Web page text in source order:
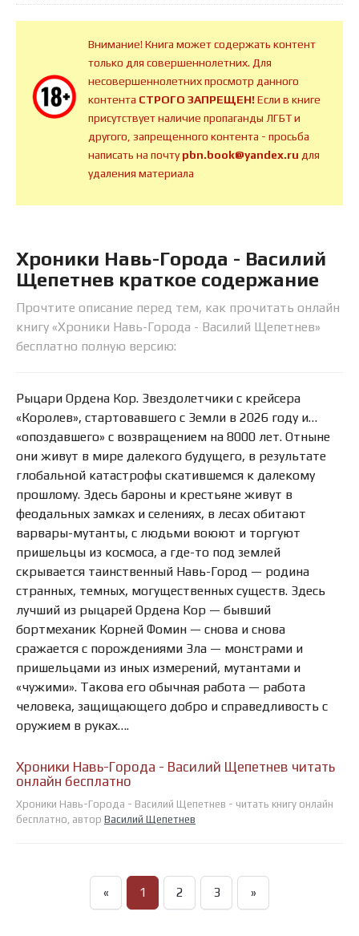
Внимание! Книга может содержать контент
только для совершеннолетних. Для
несовершеннолетних просмотр данного
контента СТРОГО ЗАПРЕЩЕН!Если в книге
присутствует наличие пропаганды ЛГБТ и
другого, запрещенного контента - просьба
написать на почтуpbn.book@yandex.ru для
удаления материала
Хроники Навь-Города - Василий
Щепетнев краткое содержание
Прочтите описание перед тем, как прочитать онлайн
книгу «Хроники Навь-Города - Василий Щепетнев»
бесплатно полную версию:
Рыцари Ордена Кор. Звездолетчики с крейсера
«Королев», стартовавшего с Земли в 2026 году и…
«опоздавшего» с возвращением на 8000 лет. Отныне
они живут в мире далекого будущего, в результате
глобальной катастрофы скатившемся к далекому
прошлому. Здесь бароны и крестьяне живут в
феодальных замках и селениях, в лесах обитают
варвары-мутанты, с людьми воюют и торгуют
пришельцы из космоса, а где-то под землей
скрывается таинственный Навь-Город — родина
странных, темных, могущественных существ. Здесь
лучший из рыцарей Ордена Кор — бывший
бортмеханик Корней Фомин — снова и снова
сражается с порождениями Зла — монстрами и
пришельцами из иных измерений, мутантами и
«чужими». Такова его обычная работа — работа
человека, защищающего добро и справедливость с
оружием в руках….
Хроники Навь-Города - Василий Щепетнев читать
онлайн бесплатно
Хроники Навь-Города - Василий Щепетнев - читать книгу онлайн
бесплатно, автор Василий Щепетнев
« 1 2 3 »